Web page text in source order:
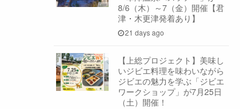
8/6（木）～7（金）開催【君
津・木更津発着あり】
21 days ago
【上総プロジェクト】美味し
いジビエ料理を味わいながら
ジビエの魅力を学ぶ「ジビエ
ワークショップ」が7月25日
（土）開催！